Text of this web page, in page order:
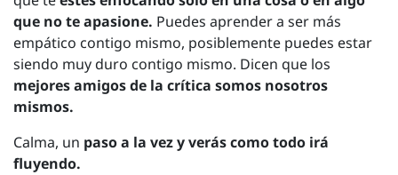
que no te apasione. Puedes aprender a ser más
empático contigo mismo, posiblemente puedes estar
siendo muy duro contigo mismo. Dicen que los
mejores amigos de la crítica somos nosotros
mismos.
Calma, un paso a la vez y verás como todo irá
fluyendo.